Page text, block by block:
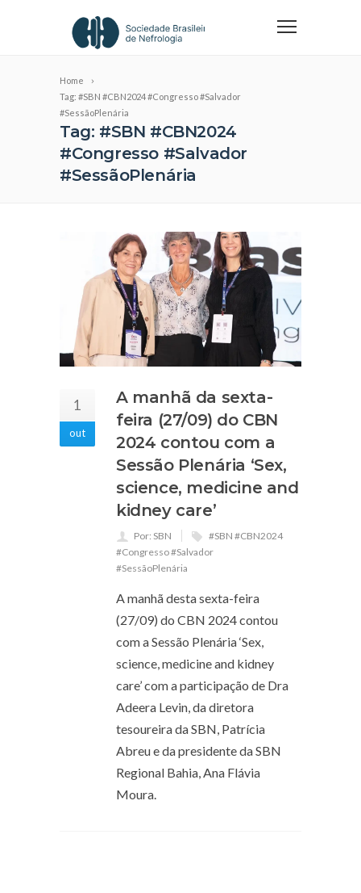
Home
Tag: #SBN #CBN2024 #Congresso #Salvador
#SessãoPlenária
Tag: #SBN #CBN2024
#Congresso #Salvador
#SessãoPlenária
1
out
A manhã da sexta-
feira (27/09) do CBN
2024 contou com a
Sessão Plenária ‘Sex,
science, medicine and
kidney care’
Por: SBN
#SBN #CBN2024
#Congresso #Salvador
#SessãoPlenária
A manhã desta sexta-feira
(27/09) do CBN 2024 contou
com a Sessão Plenária ‘Sex,
science, medicine and kidney
care’ com a participação de Dra
Adeera Levin, da diretora
tesoureira da SBN, Patrícia
Abreu e da presidente da SBN
Regional Bahia, Ana Flávia
Moura.